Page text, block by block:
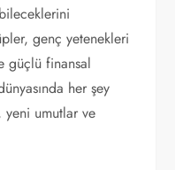
genç yetenekleri
güçlü finansal
her şey
yeni umutlar ve